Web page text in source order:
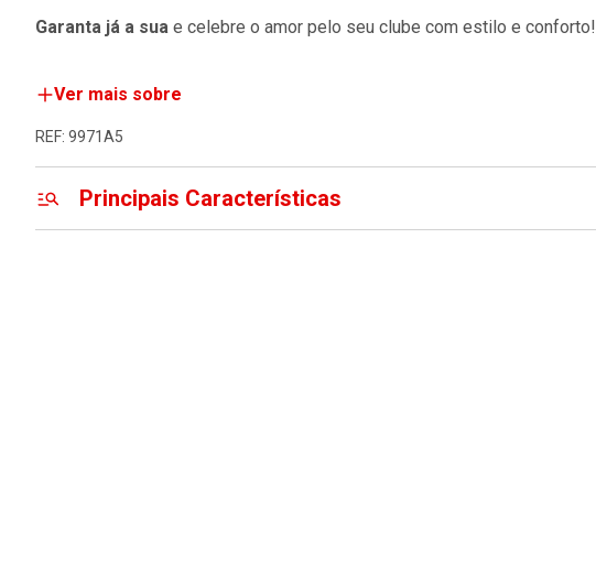
Garanta já a sua e celebre o amor pelo seu clube com estilo e conforto!
Ver mais sobre
REF: 9971A5
Principais Características